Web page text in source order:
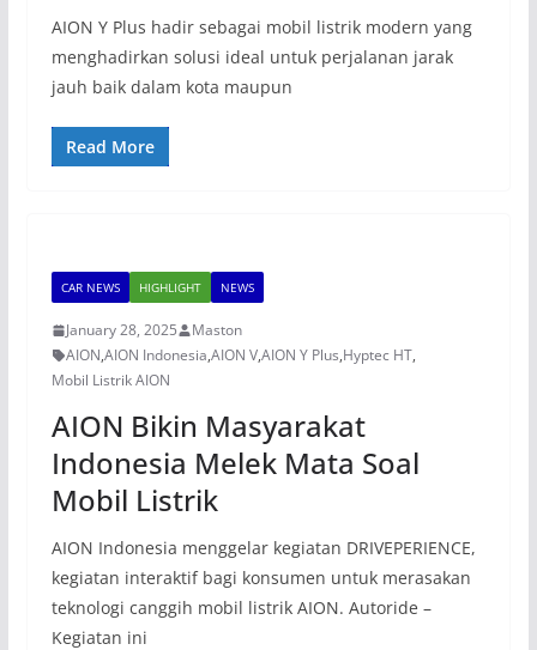
AION Y Plus hadir sebagai mobil listrik modern yang
menghadirkan solusi ideal untuk perjalanan jarak
jauh baik dalam kota maupun
Read More
CAR NEWS HIGHLIGHT NEWS
January 28, 2025
Maston
AION,AION Indonesia,AION V,AION Y Plus,Hyptec HT,
Mobil Listrik AION
AION Bikin Masyarakat
Indonesia Melek Mata Soal
Mobil Listrik
AION Indonesia menggelar kegiatan DRIVEPERIENCE,
kegiatan interaktif bagi konsumen untuk merasakan
teknologi canggih mobil listrik AION. Autoride –
Kegiatan ini